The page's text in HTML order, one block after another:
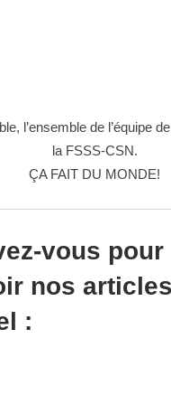
l’ensemble de l’équipe
la FSSS-CSN.
ÇA FAIT DU MONDE!
vous pour
nos
: